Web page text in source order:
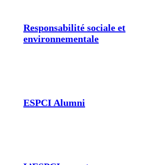
Responsabilité sociale et
environnementale
ESPCI Alumni